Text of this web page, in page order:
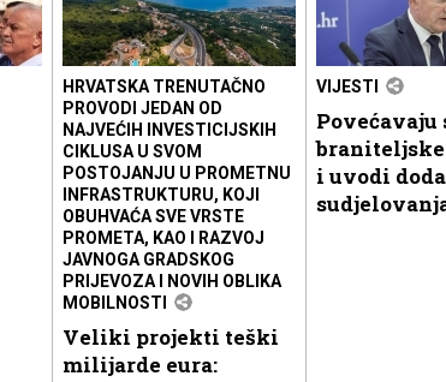
HRVATSKA TRENUTAČNO
PROVODI JEDAN OD
NAJVEĆIH INVESTICIJSKIH
CIKLUSA U SVOM
POSTOJANJU U PROMETNU
INFRASTRUKTURU, KOJI
OBUHVAĆA SVE VRSTE
PROMETA, KAO I RAZVOJ
JAVNOGA GRADSKOG
PRIJEVOZA I NOVIH OBLIKA
MOBILNOSTI
Veliki projekti teški
milijarde eura:
VIJESTI
Povećavaju
i uvodi